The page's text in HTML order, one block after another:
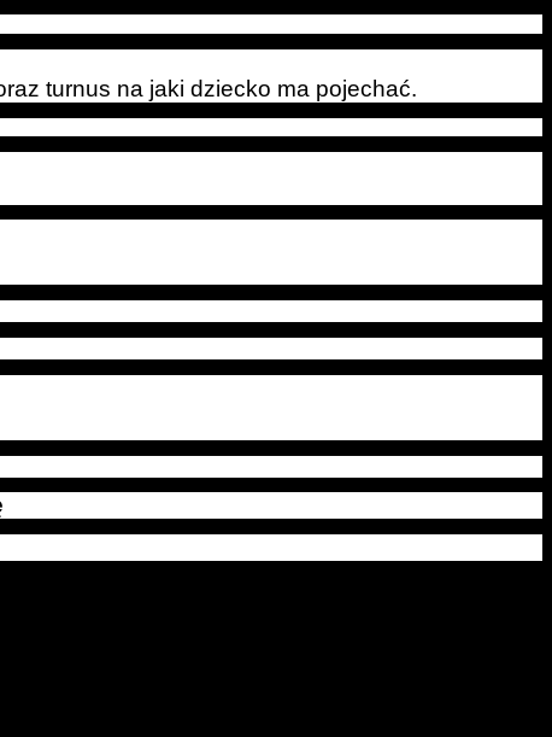
turnus na jaki dziecko ma pojechać.